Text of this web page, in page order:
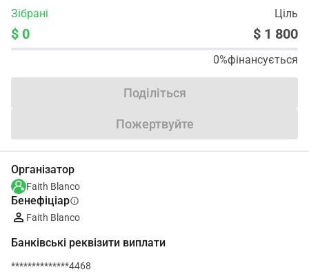
Зібрані Ціль
$ 0 $ 1 800
0%фінансується
Поділіться
Пожертвуйте
Організатор
Faith Blanco
Бенефіціарinfo
Faith Blanco
Банківські реквізити виплати
**************4468